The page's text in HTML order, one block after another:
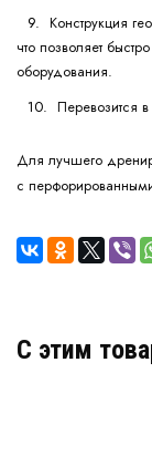
Конструкция
что позволяет
оборудования.
Перевозится
Для лучшего
с
C этим